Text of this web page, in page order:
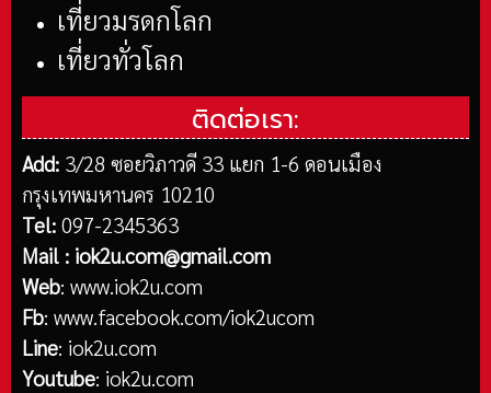
เที่ยวมรดกโลก
เที่ยวทั่วโลก
ติดต่อเรา:
Add: 3/28 ซอยวิภาวดี 33 แยก 1-6 ดอนเมือง
กรุงเทพมหานคร 10210
Tel: 097-2345363
Mail : iok2u.com@gmail.com
Web: www.iok2u.com
Fb: www.facebook.com/iok2ucom
Line: iok2u.com
Youtube: iok2u.com